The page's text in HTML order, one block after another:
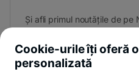
Și afli primul noutățile de pe
Cookie-urile îți oferă
personalizată